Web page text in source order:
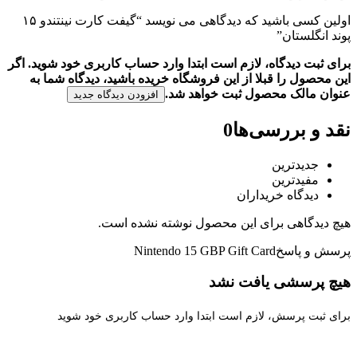
اولین کسی باشید که دیدگاهی می نویسد “گیفت کارت نینتندو ۱۵
پوند انگلستان”
برای ثبت دیدگاه، لازم است ابتدا وارد حساب کاربری خود شوید. اگر
این محصول را قبلا از این فروشگاه خریده باشید، دیدگاه شما به
عنوان مالک محصول ثبت خواهد شد.
افزودن دیدگاه جدید
نقد و بررسی‌ها0
جدیدترین
مفیدترین
دیدگاه خریداران
هیچ دیدگاهی برای این محصول نوشته نشده است.
پرسش و پاسخNintendo 15 GBP Gift Card
هیچ پرسشی یافت نشد
برای ثبت پرسش، لازم است ابتدا وارد حساب کاربری خود شوید